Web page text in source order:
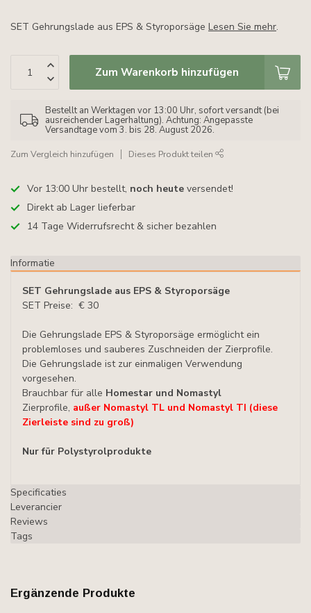
SET Gehrungslade aus EPS & Styroporsäge Lesen Sie mehr.
Zum Warenkorb hinzufügen
Bestellt an Werktagen vor 13:00 Uhr, sofort versandt (bei
ausreichender Lagerhaltung). Achtung: Angepasste
Versandtage vom 3. bis 28. August 2026.
Zum Vergleich hinzufügen Dieses Produkt teilen
Vor 13:00 Uhr bestellt, noch heute versendet!
Direkt ab Lager lieferbar
14 Tage Widerrufsrecht & sicher bezahlen
Informatie
SET Gehrungslade aus EPS & Styroporsäge
SET Preise: € 30
Die Gehrungslade EPS & Styroporsäge ermöglicht ein
problemloses und sauberes Zuschneiden der Zierprofile.
Die Gehrungslade ist zur einmaligen Verwendung
vorgesehen.
Brauchbar für alle Homestar und Nomastyl
Zierprofile, außer Nomastyl TL und Nomastyl TI (diese
Zierleiste sind zu groß)
Nur für Polystyrolprodukte
Specificaties
Leverancier
Reviews
Tags
Ergänzende Produkte